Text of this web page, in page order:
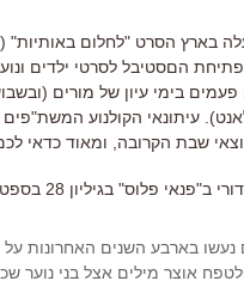
הםסטיבל לסרטי ילדים
בימי עיון של מורים
עיתונאי הקולנוע
שבת הקרובה, ומאוד כדאי
בגיליון 28 בספטמבר 2006:
בארבע השנים האחרונות על
אוצר מילים אצל בני נוער